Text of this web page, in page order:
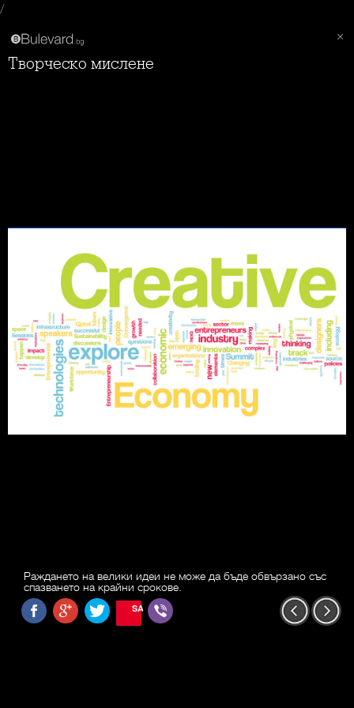
/
Творческо мислене
Раждането на велики идеи не може да бъде обвързано със
спазването на крайни срокове.
SAVE